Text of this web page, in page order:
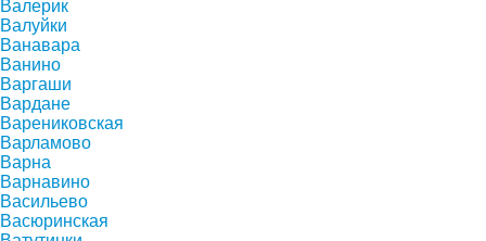
Валерик
Валуйки
Ванавара
Ванино
Варгаши
Вардане
Варениковская
Варламово
Варна
Варнавино
Васильево
Васюринская